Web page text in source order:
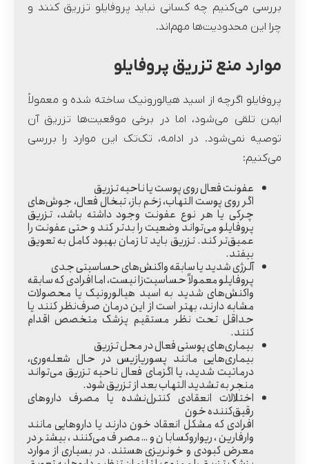
بررسی می‌کنیم چه کسانی نباید پروفایلو تزریق کنند و
چرا این محدودیت‌ها مهم‌اند.
موارد منع تزریق پروفایلو
پروفایلو اگرچه از اسید هیالورونیک ساخته شده و معمولاً
ایمن تلقی می‌شود، اما در برخی موقعیت‌ها تزریق آن
توصیه نمی‌شود. در ادامه، تک‌تک این موارد را بررسی
می‌کنیم:
عفونت فعال روی پوست یا ناحیه تزریق
اگر روی پوست التهاب، زخم باز، تبخال فعال، جوش‌های
چرکی یا هر نوع عفونت وجود داشته باشد، تزریق
پروفایلو می‌تواند وضعیت را بدتر کند و حتی عفونت را
عمیق‌تر کند. تزریق باید تا زمان بهبود کامل به تعویق
بیفتد.
آلرژی شدید یا سابقه واکنش‌های حساسیتی جدی
پروفایلو معمولاً حساسیت‌زا نیست، اما افرادی که سابقه
واکنش‌های شدید به اسید هیالورونیک یا محصولات
مشابه دارند، بهتر است از این درمان صرف‌نظر کنند یا
حداقل تحت نظر مستقیم پزشک متخصص اقدام
کنند.
بیماری‌های پوستی فعال در محل تزریق
بیماری‌هایی مانند پسوریازیس در حال شعله‌وری،
درماتیت شدید، یا اگزمای فعال ناحیه تزریق می‌تواند
منجر به تشدید التهاب بعد از تزریق شود.
اختلالات انعقادی کنترل‌نشده یا مصرف داروهای
رقیق‌کننده خون
افرادی که مشکل انعقاد خون دارند یا داروهایی مانند
وارفارین، ریواروکسابان و… مصرف می‌کنند، بیشتر در
معرض کبودی و خونریزی هستند. در بسیاری از موارد